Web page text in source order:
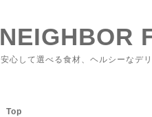
NEIGHBOR
安心して選べる食材、ヘルシーなデ
Top